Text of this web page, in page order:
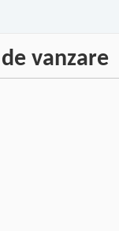
vanzare